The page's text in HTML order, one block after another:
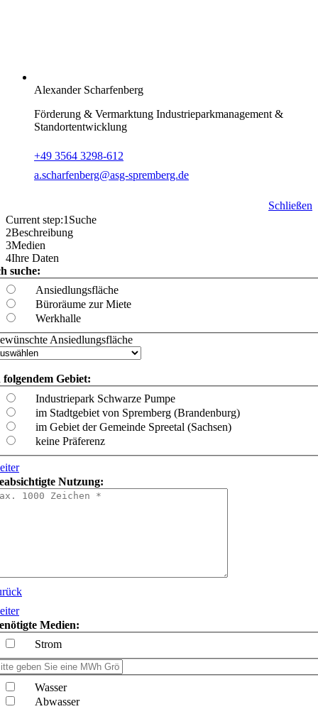
Alexander Scharfenberg
Förderung & Vermarktung Industrieparkmanagement &
Standortentwicklung
+49 3564 3298-612
a.scharfenberg@asg-spremberg.de
Schließen
Current step:1 Suche
2Beschreibung
3Medien
4Ihre Daten
suche:
Ansiedlungsfläche
Büroräume zur Miete
Werkhalle
Ansiedlungsfläche
folgendem Gebiet:
Industriepark Schwarze Pumpe
im Stadtgebiet von Spremberg (Brandenburg)
im Gebiet der Gemeinde Spreetal (Sachsen)
keine Präferenz
Nutzung:
Medien:
Strom
Wasser
Abwasser